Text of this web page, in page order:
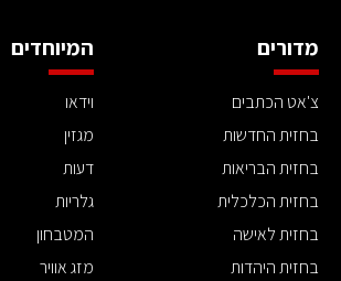
מדורים
צ'אט הכתבים
בחזית החדשות
בחזית הבריאות
בחזית הכלכלית
בחזית לאישה
בחזית היהדות
המיוחדים
וידאו
מגזין
דעות
גלריות
המטבחון
מזג אוויר